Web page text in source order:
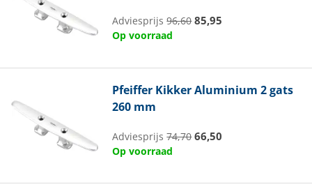
Adviesprijs96,60 85,95
Op voorraad
Pfeiffer Kikker Aluminium 2 gats
260 mm
Adviesprijs74,70 66,50
Op voorraad